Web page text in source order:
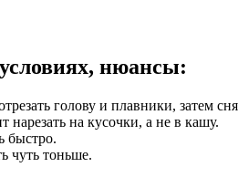
нюансы:
голову и плавники, затем
нарезать на кусочки, а не в кашу.
быстро.
чуть тоньше.